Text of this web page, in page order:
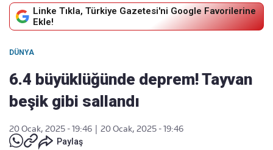
Linke Tıkla, Türkiye Gazetesi'ni Google Favorilerine
Ekle!
DÜNYA
6.4 büyüklüğünde deprem! Tayvan
beşik gibi sallandı
20 Ocak, 2025 - 19:46
20 Ocak, 2025 - 19:46
Paylaş